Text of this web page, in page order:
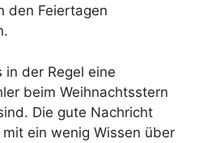
den Feiertagen
in der Regel eine
beim Weihnachtsstern
Die gute Nachricht
ein wenig Wissen über